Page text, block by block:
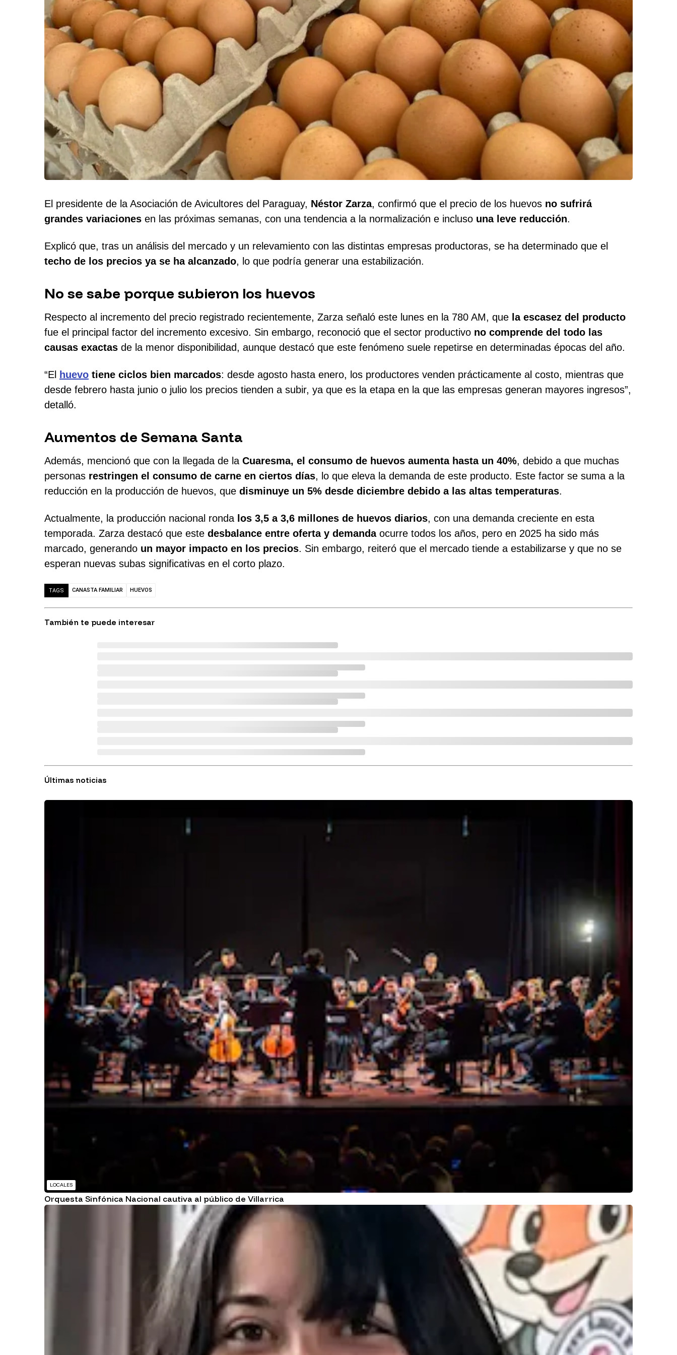
El presidente de la Asociación de Avicultores del Paraguay, Néstor Zarza, confirmó que el precio de los huevos no sufrirá
grandes variaciones en las próximas semanas, con una tendencia a la normalización e incluso una leve reducción.
Explicó que, tras un análisis del mercado y un relevamiento con las distintas empresas productoras, se ha determinado que el
techo de los precios ya se ha alcanzado, lo que podría generar una estabilización.
No se sabe porque subieron los huevos
Respecto al incremento del precio registrado recientemente, Zarza señaló este lunes en la 780 AM, que la escasez del producto
fue el principal factor del incremento excesivo. Sin embargo, reconoció que el sector productivo no comprende del todo las
causas exactas de la menor disponibilidad, aunque destacó que este fenómeno suele repetirse en determinadas épocas del año.
“El huevo tiene ciclos bien marcados: desde agosto hasta enero, los productores venden prácticamente al costo, mientras que
desde febrero hasta junio o julio los precios tienden a subir, ya que es la etapa en la que las empresas generan mayores ingresos”,
detalló.
Aumentos de Semana Santa
Además, mencionó que con la llegada de la Cuaresma, el consumo de huevos aumenta hasta un 40%, debido a que muchas
personas restringen el consumo de carne en ciertos días, lo que eleva la demanda de este producto. Este factor se suma a la
reducción en la producción de huevos, que disminuye un 5% desde diciembre debido a las altas temperaturas.
Actualmente, la producción nacional ronda los 3,5 a 3,6 millones de huevos diarios, con una demanda creciente en esta
temporada. Zarza destacó que este desbalance entre oferta y demandaocurre todos los años, pero en 2025 ha sido más
marcado, generando un mayor impacto en los precios. Sin embargo, reiteró que el mercado tiende a estabilizarse y que no se
esperan nuevas subas significativas en el corto plazo.
TAGS CANASTA FAMILIAR HUEVOS
También te puede interesar
Últimas noticias
LOCALES
Orquesta Sinfónica Nacional cautiva al público de Villarrica